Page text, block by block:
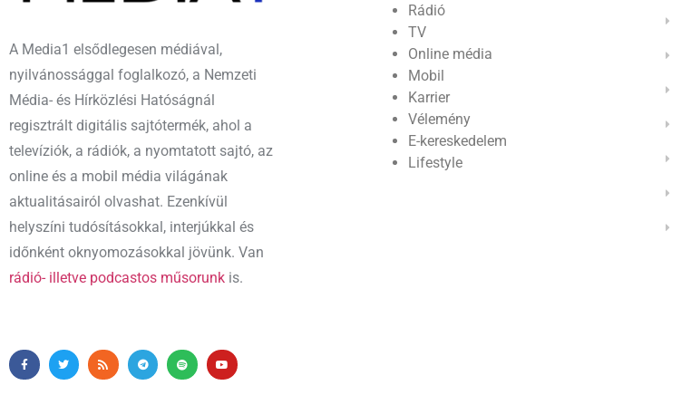
A Media1 elsődlegesen médiával,
nyilvánossággal foglalkozó, a Nemzeti
Média- és Hírközlési Hatóságnál
regisztrált digitális sajtótermék, ahol a
televíziók, a rádiók, a nyomtatott sajtó, az
online és a mobil média világának
aktualitásairól olvashat. Ezenkívül
helyszíni tudósításokkal, interjúkkal és
időnként oknyomozásokkal jövünk. Van
rádió- illetve podcastos műsorunk is.
Rádió
TV
Online média
Mobil
Karrier
Vélemény
E-kereskedelem
Lifestyle